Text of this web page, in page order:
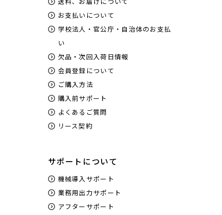
お支払いについて
学校法人・官公庁・自治体のお支払
い
欠品・次回入荷日情報
会員登録について
ご購入方法
購入前サポート
よくあるご質問
リース契約
サポートについて
機械導入サポート
業務用出力サポート
アフターサポート